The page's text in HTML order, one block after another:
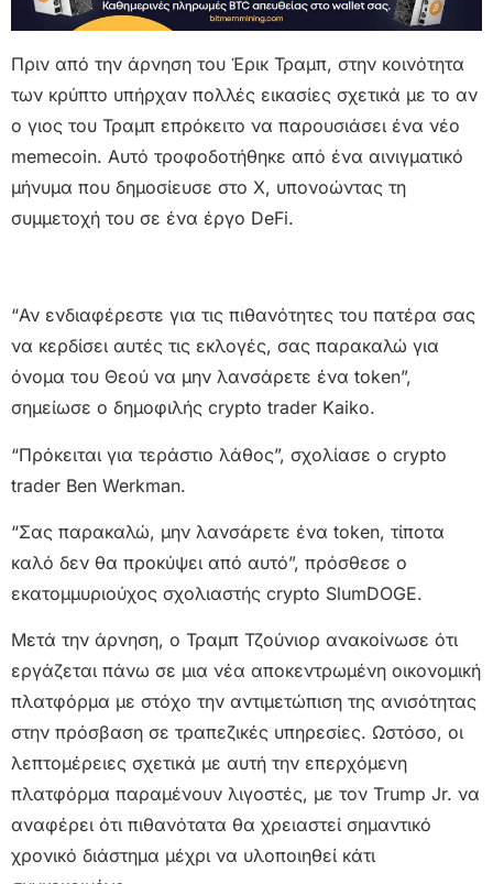
Πριν από την άρνηση του Έρικ Τραμπ, στην κοινότητα
των κρύπτο υπήρχαν πολλές εικασίες σχετικά με το αν
ο γιος του Τραμπ επρόκειτο να παρουσιάσει ένα νέο
memecoin. Αυτό τροφοδοτήθηκε από ένα αινιγματικό
μήνυμα που δημοσίευσε στο X, υπονοώντας τη
συμμετοχή του σε ένα έργο DeFi.
“Αν ενδιαφέρεστε για τις πιθανότητες του πατέρα σας
να κερδίσει αυτές τις εκλογές, σας παρακαλώ για
όνομα του Θεού να μην λανσάρετε ένα token”,
σημείωσε ο δημοφιλής crypto trader Kaiko.
“Πρόκειται για τεράστιο λάθος”, σχολίασε ο crypto
trader Ben Werkman.
“Σας παρακαλώ, μην λανσάρετε ένα token, τίποτα
καλό δεν θα προκύψει από αυτό”, πρόσθεσε ο
εκατομμυριούχος σχολιαστής crypto SlumDOGE.
Μετά την άρνηση, ο Τραμπ Τζούνιορ ανακοίνωσε ότι
εργάζεται πάνω σε μια νέα αποκεντρωμένη οικονομική
πλατφόρμα με στόχο την αντιμετώπιση της ανισότητας
στην πρόσβαση σε τραπεζικές υπηρεσίες. Ωστόσο, οι
λεπτομέρειες σχετικά με αυτή την επερχόμενη
πλατφόρμα παραμένουν λιγοστές, με τον Trump Jr. να
αναφέρει ότι πιθανότατα θα χρειαστεί σημαντικό
χρονικό διάστημα μέχρι να υλοποιηθεί κάτι